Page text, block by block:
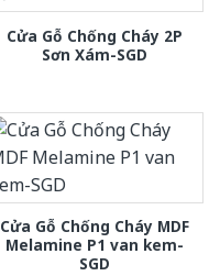
Cửa Gỗ Chống Cháy 2P
Sơn Xám-SGD
Cửa Gỗ Chống Cháy MDF
Melamine P1 van kem-
SGD